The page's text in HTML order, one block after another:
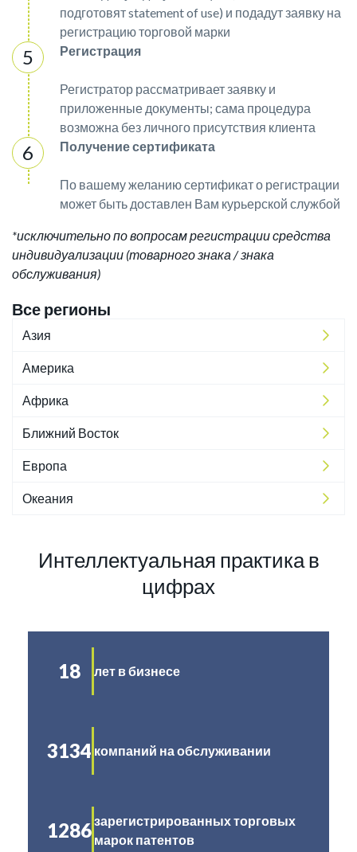
подготовят statement of use) и подадут заявку на
регистрацию торговой марки
Регистрация
Регистратор рассматривает заявку и
приложенные документы; сама процедура
возможна без личного присутствия клиента
Получение сертификата
По вашему желанию сертификат о регистрации
может быть доставлен Вам курьерской службой
*исключительно по вопросам регистрации средства
индивидуализации (товарного знака / знака
обслуживания)
Все регионы
Азия
Америка
Африка
Ближний Восток
Европа
Океания
Интеллектуальная практика в
цифрах
18 лет в бизнесе
3134 компаний на обслуживании
1286зарегистрированных торговых
марок патентов